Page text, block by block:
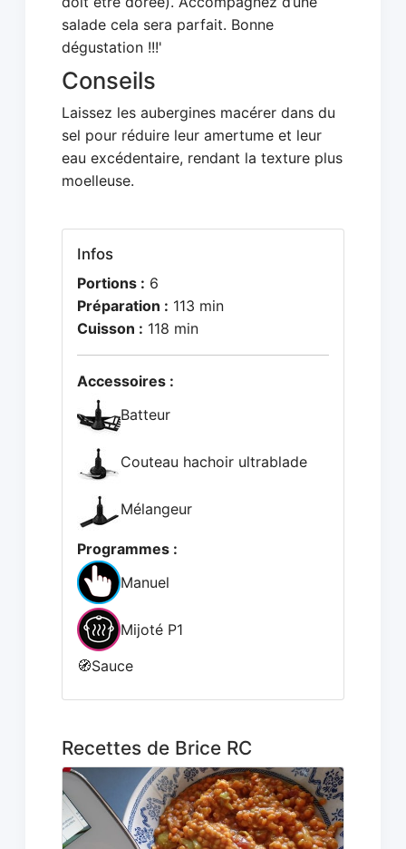
salade cela sera parfait. Bonne
dégustation !!!'
Conseils
Laissez les aubergines macérer dans du
sel pour réduire leur amertume et leur
eau excédentaire, rendant la texture plus
moelleuse.
Infos
Portions : 6
Préparation : 113 min
Cuisson : 118 min
Accessoires :
Batteur
Couteau hachoir ultrablade
Mélangeur
Programmes :
Manuel
Mijoté P1
🧭Sauce
Recettes de Brice RC